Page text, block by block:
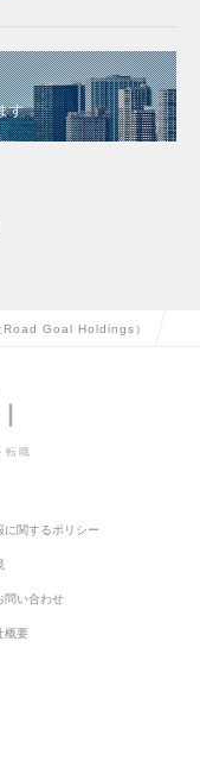
す
Road Goal Holdings）
転職
に関するポリシー
問い合わせ
概要